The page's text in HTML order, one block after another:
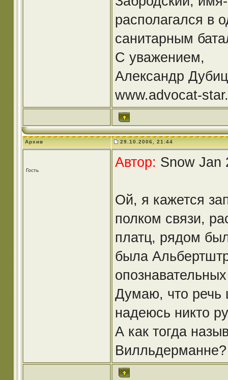
располагался в
санитарным
С уважением,
Александр
www.advocat-
Архив 29.10.2006, 21:44
Гость
Автор: Snow Jan
Ой, я кажется
полком связи,
платц, рядом
была
Думаю, что речь
надеюсь никто
А как тогда
Вилльдерманне?